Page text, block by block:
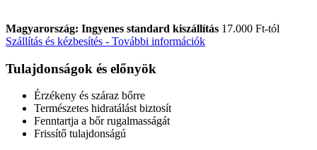
Magyarország: Ingyenes standard kiszállítás 17.000 Ft-tól
Szállítás és kézbesítés - További információk
Tulajdonságok és előnyök
Érzékeny és száraz bőrre
Természetes hidratálást biztosít
Fenntartja a bőr rugalmasságát
Frissítő tulajdonságú